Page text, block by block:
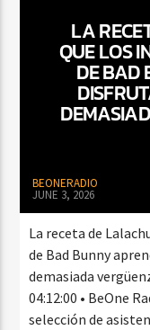
CURRENT SHOW
9:00 PM
LA
QUE LOS
DE BAD
BEONERADIO
JUNE 3, 2026
La receta de
de Bad Bunny
demasiada
04:12:00 • BeOne
selección de